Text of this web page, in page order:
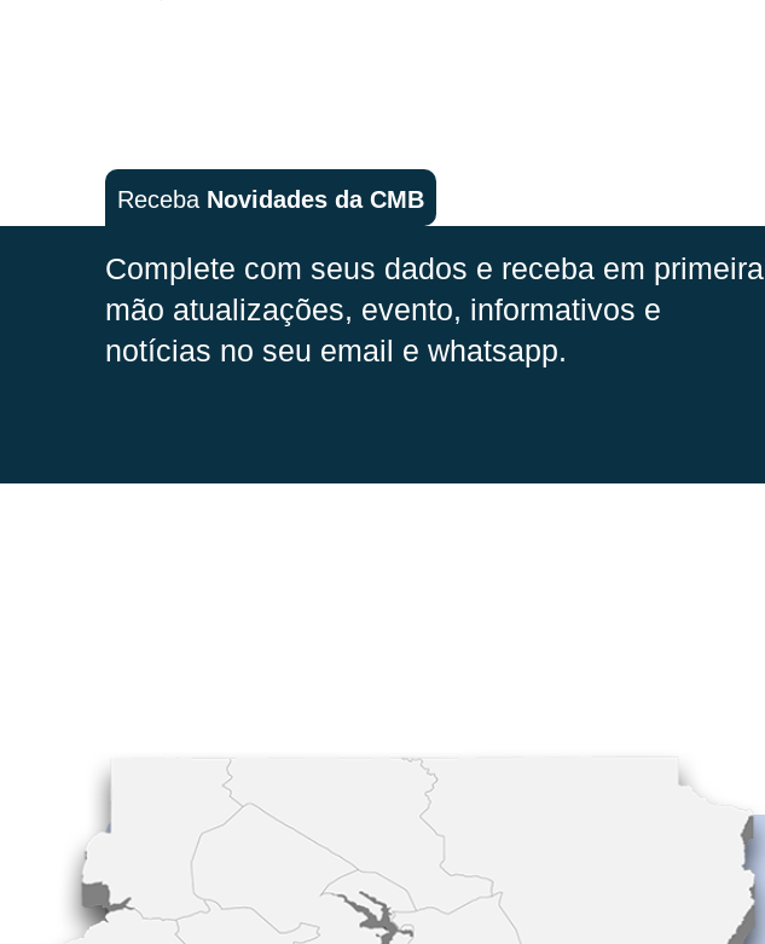
Receba Novidades da CMB
Complete com seus dados e receba em primeira
mão atualizações, evento, informativos e
notícias no seu email e whatsapp.